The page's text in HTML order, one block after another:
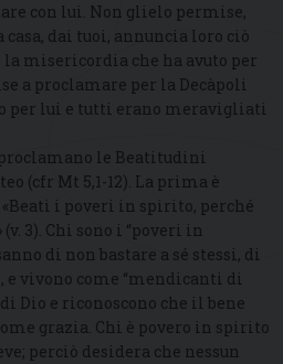
con lui. Non glielo permise,
casa, dai tuoi, annuncia loro ciò
misericordia che ha avuto per
a proclamare per la Decàpoli
per lui e tutti erano meravigliati
le Beatitudini
(cfr Mt 5,1-12). La prima è
i poveri in spirito, perché
3). Chi sono i “poveri in
di non bastare a sé stessi, di
e vivono come “mendicanti di
Dio e riconoscono che il bene
grazia. Chi è povero in spirito
perciò desidera che nessun